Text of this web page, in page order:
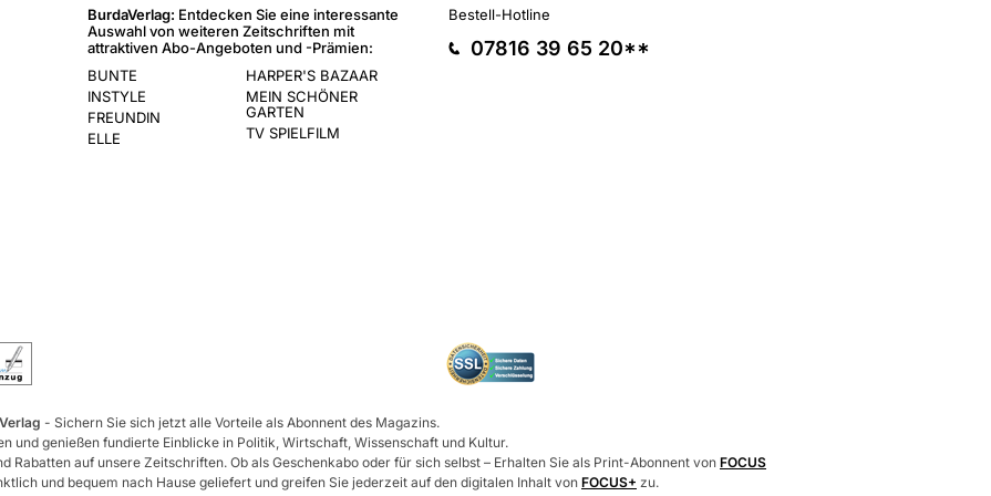
BurdaVerlag: Entdecken Sie eine interessante
Auswahl von weiteren Zeitschriften mit
attraktiven Abo-Angeboten und -Prämien:
BUNTE
INSTYLE
FREUNDIN
ELLE
HARPER'S BAZAAR
MEIN SCHÖNER
GARTEN
TV SPIELFILM
Bestell-Hotline
07816 39 65 20**
- Sichern Sie sich jetzt alle Vorteile als Abonnent des Magazins.
und genießen fundierte Einblicke in Politik, Wirtschaft, Wissenschaft und Kultur.
Rabatten auf unsere Zeitschriften. Ob als Geschenkabo oder für sich selbst – Erhalten Sie als Print-Abonnent von FOCUS
und bequem nach Hause geliefert und greifen Sie jederzeit auf den digitalen Inhalt von FOCUS+ zu.